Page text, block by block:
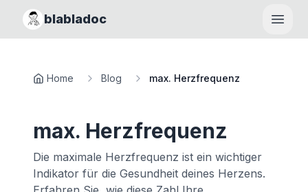
blabladoc
Home Blog max. Herzfrequenz
max. Herzfrequenz
Die maximale Herzfrequenz ist ein wichtiger
Indikator für die Gesundheit deines Herzens.